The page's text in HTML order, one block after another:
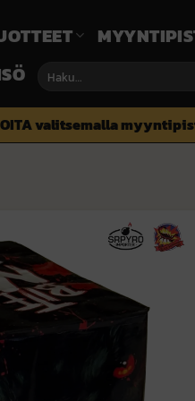
valitsemalla